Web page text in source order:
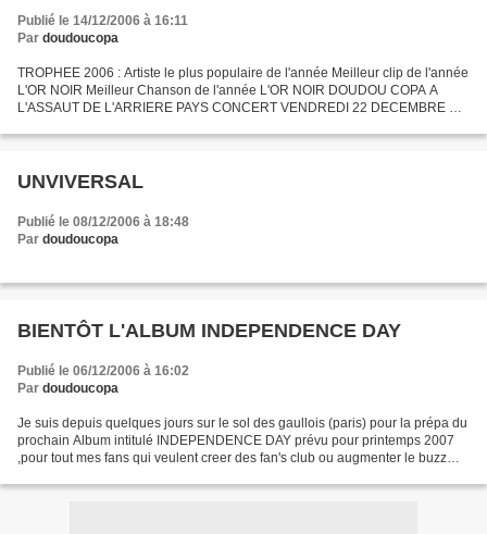
Publié le 14/12/2006 à 16:11
Par doudoucopa
TROPHEE 2006 : Artiste le plus populaire de l'année Meilleur clip de l'année
L'OR NOIR Meilleur Chanson de l'année L'OR NOIR DOUDOU COPA A
L'ASSAUT DE L'ARRIERE PAYS CONCERT VENDREDI 22 DECEMBRE AU
UNVIVERSAL
Publié le 08/12/2006 à 18:48
Par doudoucopa
BIENTÔT L'ALBUM INDEPENDENCE DAY
Publié le 06/12/2006 à 16:02
Par doudoucopa
Je suis depuis quelques jours sur le sol des gaullois (paris) pour la prépa du
prochain Album intitulé INDEPENDENCE DAY prévu pour printemps 2007
,pour tout mes fans qui veulent creer des fan's club ou augmenter le buzz